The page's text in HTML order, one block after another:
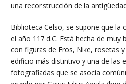
una reconstrucción de la
Biblioteca Celso, se supone que la
el año 117 d.C. Está hecha de muy
con figuras de Eros, Nike, rosetas
edificio más distintivo y una de las
fotografiadas que se asocia